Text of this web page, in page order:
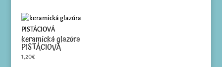
keramická glazúra
PISTÁCIOVÁ
1,20€